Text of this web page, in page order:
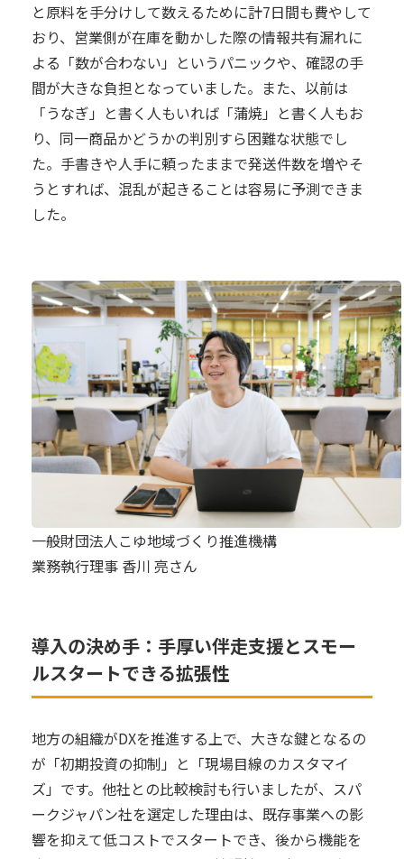
と原料を手分けして数えるために計7日間も費やして
おり、営業側が在庫を動かした際の情報共有漏れに
よる「数が合わない」というパニックや、確認の手
間が大きな負担となっていました。また、以前は
「うなぎ」と書く人もいれば「蒲焼」と書く人もお
り、同一商品かどうかの判別すら困難な状態でし
た。手書きや人手に頼ったままで発送件数を増やそ
うとすれば、混乱が起きることは容易に予測できま
した。
一般財団法人こゆ地域づくり推進機構
業務執行理事 香川 亮さん
導入の決め手：手厚い伴走支援とスモー
ルスタートできる拡張性
地方の組織がDXを推進する上で、大きな鍵となるの
が「初期投資の抑制」と「現場目線のカスタマイ
ズ」です。他社との比較検討も行いましたが、スパ
ークジャパン社を選定した理由は、既存事業への影
響を抑えて低コストでスタートでき、後から機能を